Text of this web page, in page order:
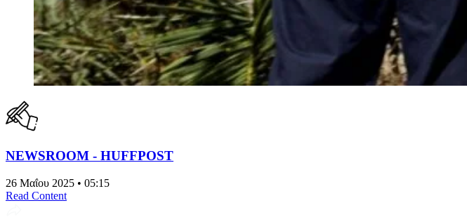
NEWSROOM - HUFFPOST
26 Μαΐου 2025 • 05:15
Read Content